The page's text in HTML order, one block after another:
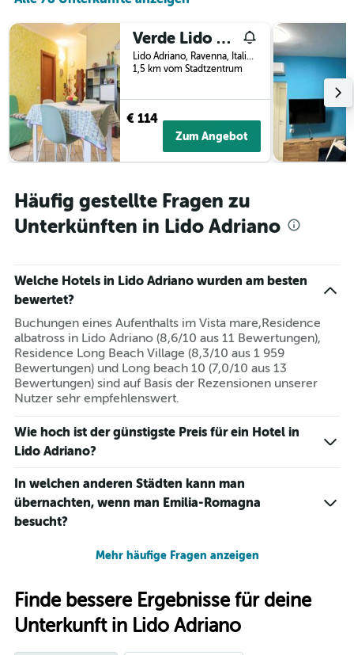
X-
Achse,
die
die
Wochentage
anzeigt.
Das
Diagramm
hat
1
Y-
den
durchschnittlichen
Zimmerpreis
Verde Lido Adriano Vista Mare
Lido Adriano, Ravenna, Italien
1,5 km vom Stadtzentrum
€ 114
Zum Angebot
Häufig gestellte Fragen zu
Unterkünften in Lido Adriano
Welche Hotels in Lido Adriano wurden am besten
bewertet?
Buchungen eines Aufenthalts im Vista mare,Residence
albatross in Lido Adriano (8,6/10 aus 11 Bewertungen),
Residence Long Beach Village (8,3/10 aus 1 959
Bewertungen) und Long beach 10 (7,0/10 aus 13
Bewertungen) sind auf Basis der Rezensionen unserer
Nutzer sehr empfehlenswert.
Wie hoch ist der günstigste Preis für ein Hotel in
Lido Adriano?
In welchen anderen Städten kann man
übernachten, wenn man Emilia-Romagna
besucht?
Mehr häufige Fragen anzeigen
Finde bessere Ergebnisse für deine
Unterkunft in Lido Adriano